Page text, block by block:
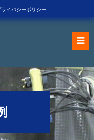
ライバシーポリシー